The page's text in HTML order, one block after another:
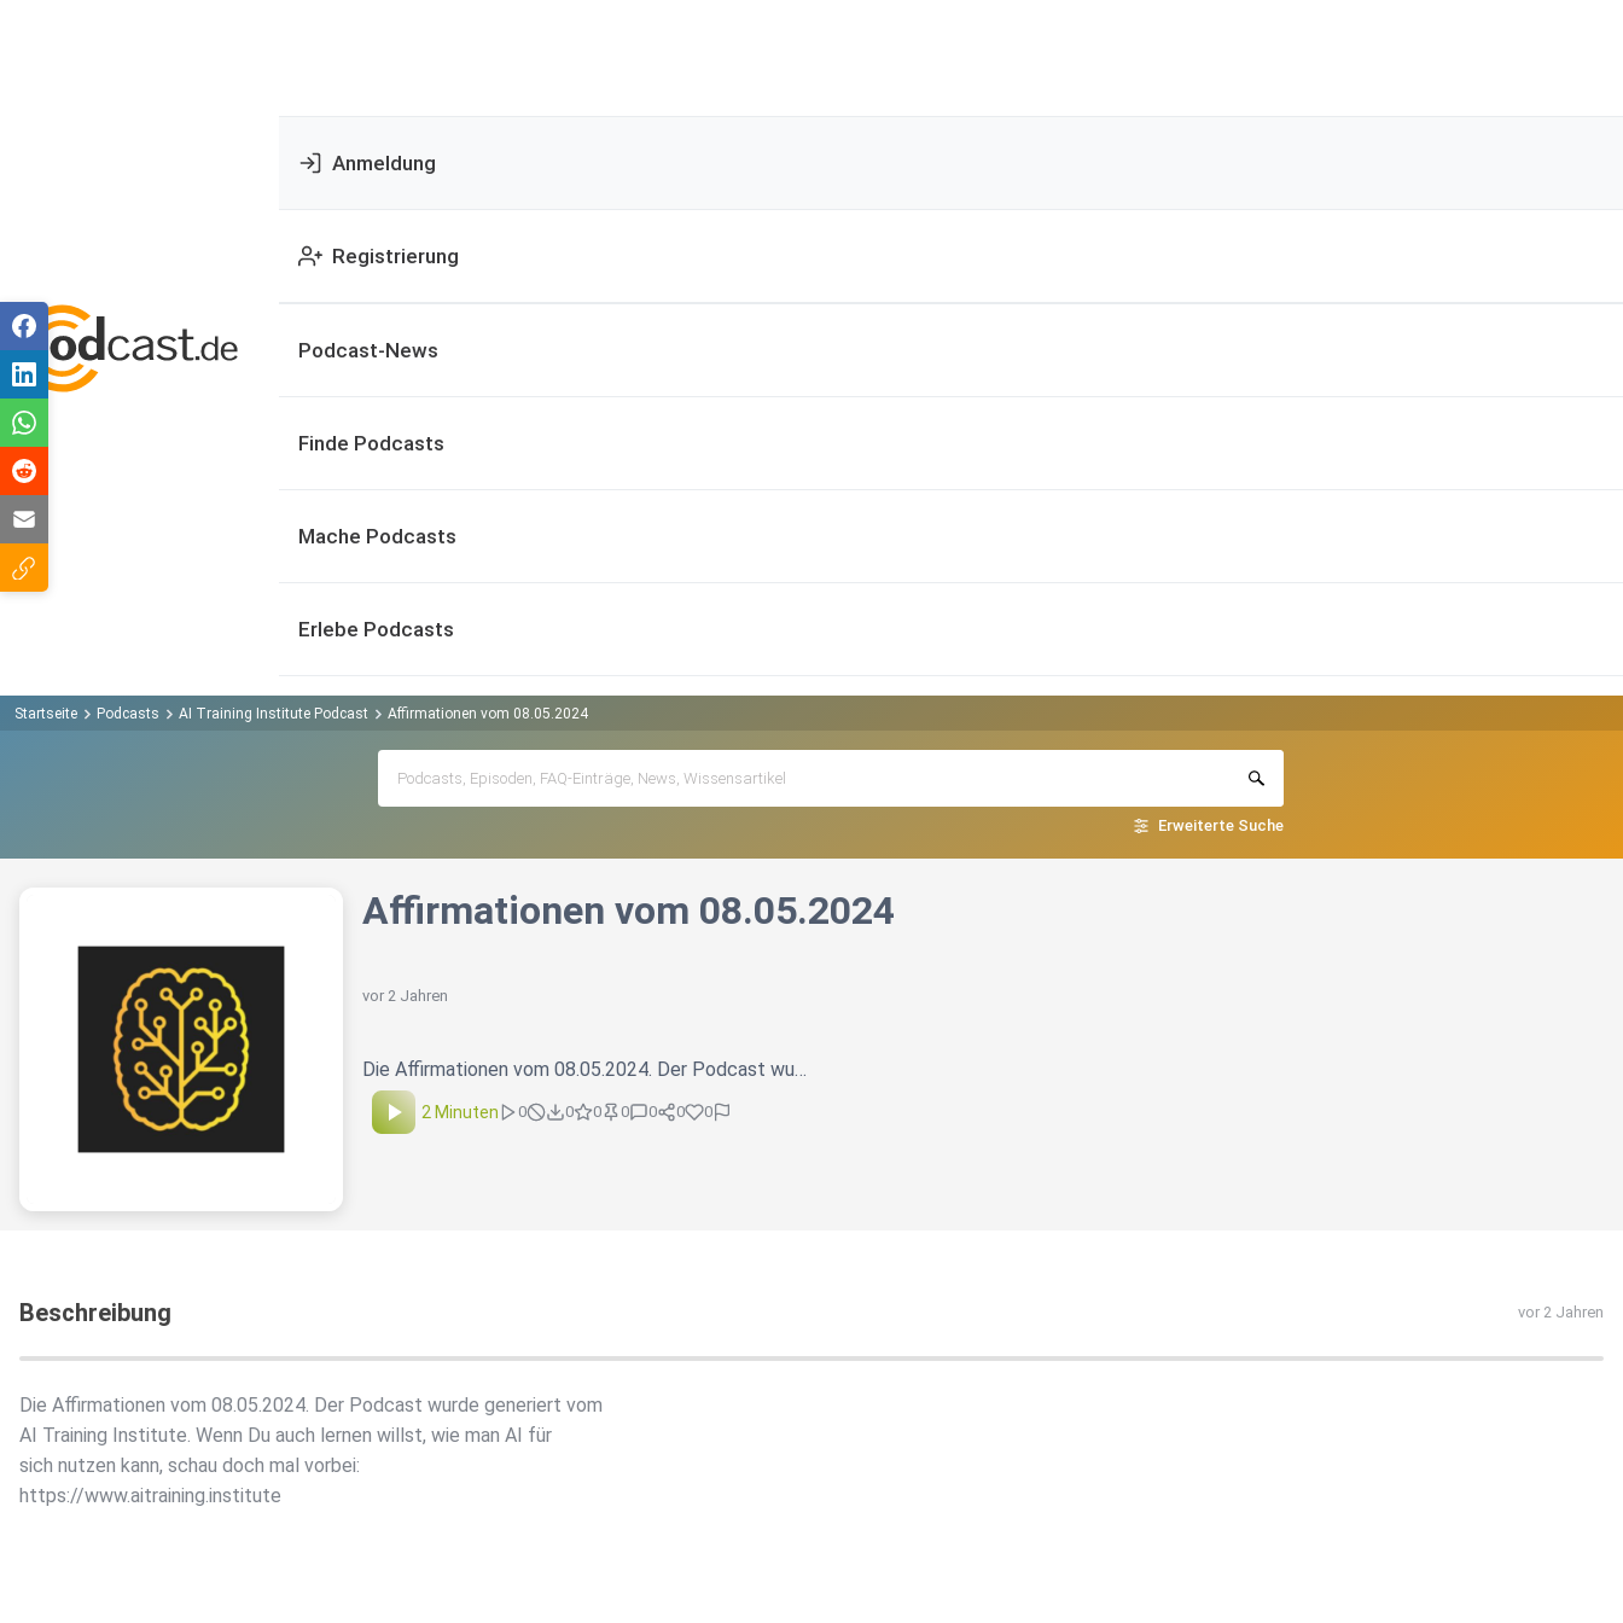
Anmeldung
Registrierung
Podcast-News
Finde Podcasts
Mache Podcasts
Erlebe Podcasts
Startseite Podcasts AI Training Institute Podcast Affirmationen vom 08.05.2024
Erweiterte Suche
Affirmationen vom 08.05.2024
vor 2 Jahren
Die Affirmationen vom 08.05.2024. Der Podcast wu…
2 Minuten 0 0 0 0 0 0 0
Beschreibung vor 2 Jahren
Die Affirmationen vom 08.05.2024. Der Podcast wurde generiert vom
AI Training Institute. Wenn Du auch lernen willst, wie man AI für
sich nutzen kann, schau doch mal vorbei:
https://www.aitraining.institute